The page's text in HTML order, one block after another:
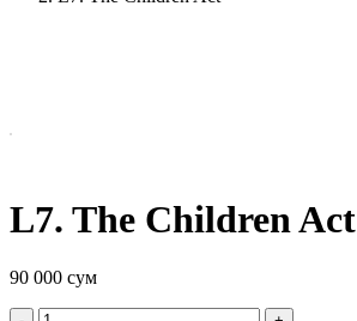
L7. The Children Act
90 000 сум